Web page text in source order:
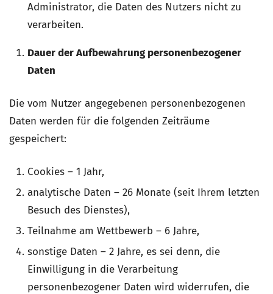
Administrator, die Daten des Nutzers nicht zu
verarbeiten.
Dauer der Aufbewahrung personenbezogener
Daten
Die vom Nutzer angegebenen personenbezogenen
Daten werden für die folgenden Zeiträume
gespeichert:
Cookies – 1 Jahr,
analytische Daten – 26 Monate (seit Ihrem letzten
Besuch des Dienstes),
Teilnahme am Wettbewerb – 6 Jahre,
sonstige Daten – 2 Jahre, es sei denn, die
Einwilligung in die Verarbeitung
personenbezogener Daten wird widerrufen, die